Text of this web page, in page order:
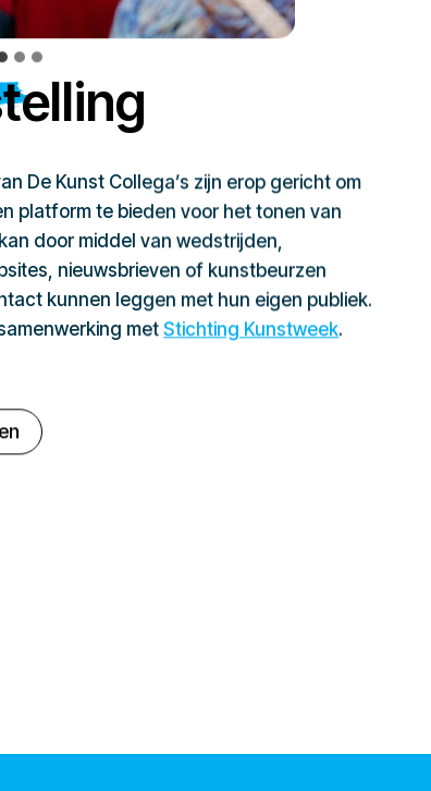
De Kunst Collega’s zijn erop gericht om
platform te bieden voor het tonen van
door middel van wedstrijden,
nieuwsbrieven of kunstbeurzen
kunnen leggen met hun eigen publiek.
metStichting Kunstweek.